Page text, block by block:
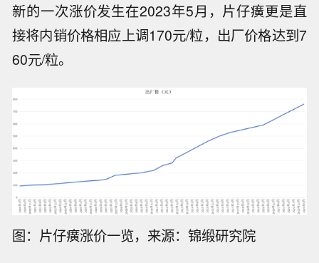
新的一次涨价发生在2023年5月，片仔癀更是直
接将内销价格相应上调170元/粒，出厂价格达到7
60元/粒。
图：片仔癀涨价一览，来源：锦缎研究院